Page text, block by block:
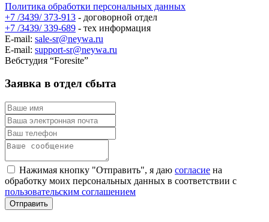
Политика обработки персональных данных
+7 /3439/ 373-913 - договорной отдел
+7 /3439/ 339-689 - тех информация
E-mail: sale-sr@neywa.ru
E-mail: support-sr@neywa.ru
Вебстудия “Foresite”
Заявка в отдел сбыта
Нажимая кнопку "Отправить", я даю согласие на
обработку моих персональных данных в соответствии с
пользовательским соглашением